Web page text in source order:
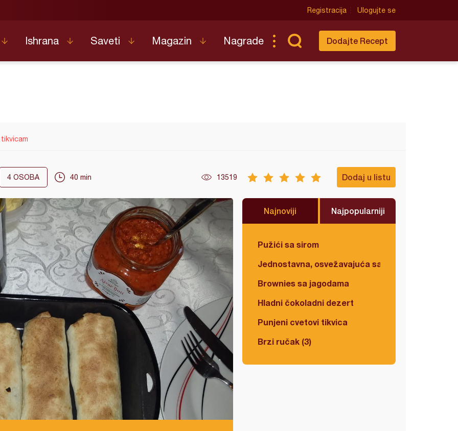
Registracija Ulogujte se
Ishrana Saveti Magazin Nagrade Dodajte Recept
4 OSOBA 40 min 13519 Dodaj u listu
Najnoviji Najpopularniji
Pužići sa sirom
Jednostavna, osvežavajuća salata
Brownies sa jagodama
Hladni čokoladni dezert
Punjeni cvetovi tikvica
Brzi ručak (3)